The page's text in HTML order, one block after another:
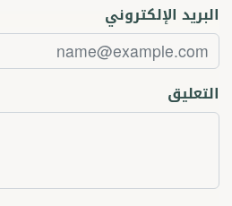
البريد الإلكتروني
التعليق